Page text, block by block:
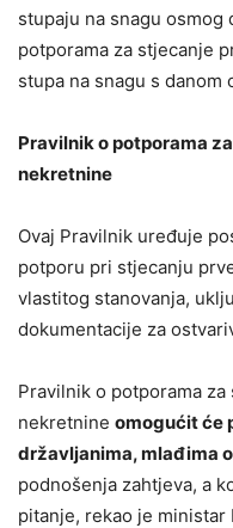
stupaju na snagu osmog
potporama za stjecanje
stupa na snagu s danom
Pravilnik o potporama
nekretnine
Ovaj Pravilnik uređuje
potporu pri stjecanju
vlastitog stanovanja,
dokumentacije za
Pravilnik o potporama
nekretnine omogućit će
državljanima, mlađima
podnošenja zahtjeva, a
pitanje, rekao je ministar